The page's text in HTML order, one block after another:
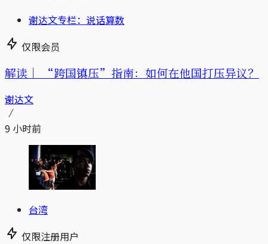
谢达文专栏：说话算数
仅限会员
解读｜ “跨国镇压”指南：如何在他国打压异议？
谢达文
9 小时前
台湾
仅限注册用户